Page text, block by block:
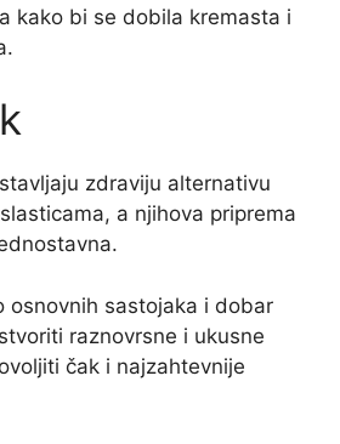
kako bi se dobila kremasta i
zdraviju alternativu
a njihova priprema
osnovnih sastojaka i dobar
raznovrsne i ukusne
čak i najzahtevnije